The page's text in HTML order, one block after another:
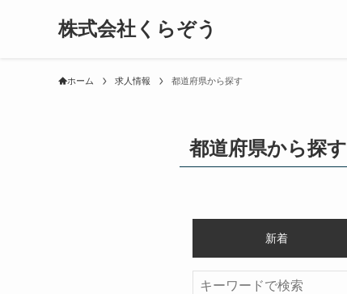
株式会社くらぞう
ホーム 求人情報 都道府県から探す
都道府県から探す
新着
検索